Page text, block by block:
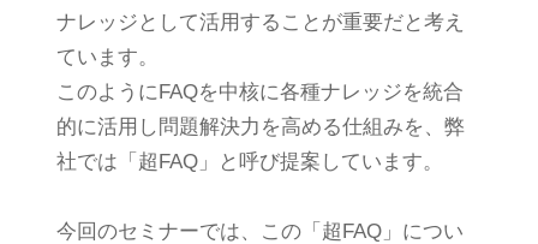
ナレッジとして活用することが重要だと考え
ています。
このようにFAQを中核に各種ナレッジを統合
的に活用し問題解決力を高める仕組みを、弊
社では「超FAQ」と呼び提案しています。
今回のセミナーでは、この「超FAQ」につい